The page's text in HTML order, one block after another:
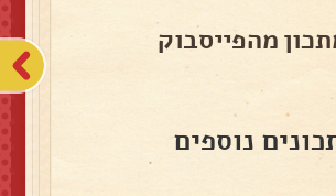
מהפייסבוק
נוספים